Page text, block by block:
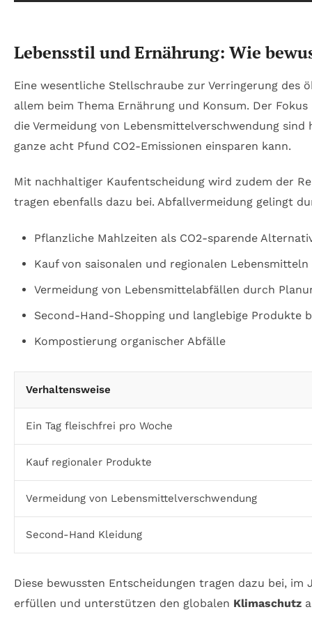
Lebensstil und Ernährung: Wie
Eine wesentliche Stellschraube zur Verringerung
allem beim Thema Ernährung und Konsum. Der
die Vermeidung von Lebensmittelverschwendung
ganze acht Pfund CO2-Emissionen einsparen kann.
Mit nachhaltiger Kaufentscheidung wird zudem der
tragen ebenfalls dazu bei. Abfallvermeidung gelingt
Pflanzliche Mahlzeiten als CO2-sparende
Kauf von saisonalen und regionalen Lebensmitteln
Vermeidung von Lebensmittelabfällen durch
Second-Hand-Shopping und langlebige Produkte
Kompostierung organischer Abfälle
Verhaltensweise
Ein Tag fleischfrei pro Woche
Kauf regionaler Produkte
Vermeidung von Lebensmittelverschwendung
Second-Hand Kleidung
Diese bewussten Entscheidungen tragen dazu bei,
erfüllen und unterstützen den globalen Klimaschutz